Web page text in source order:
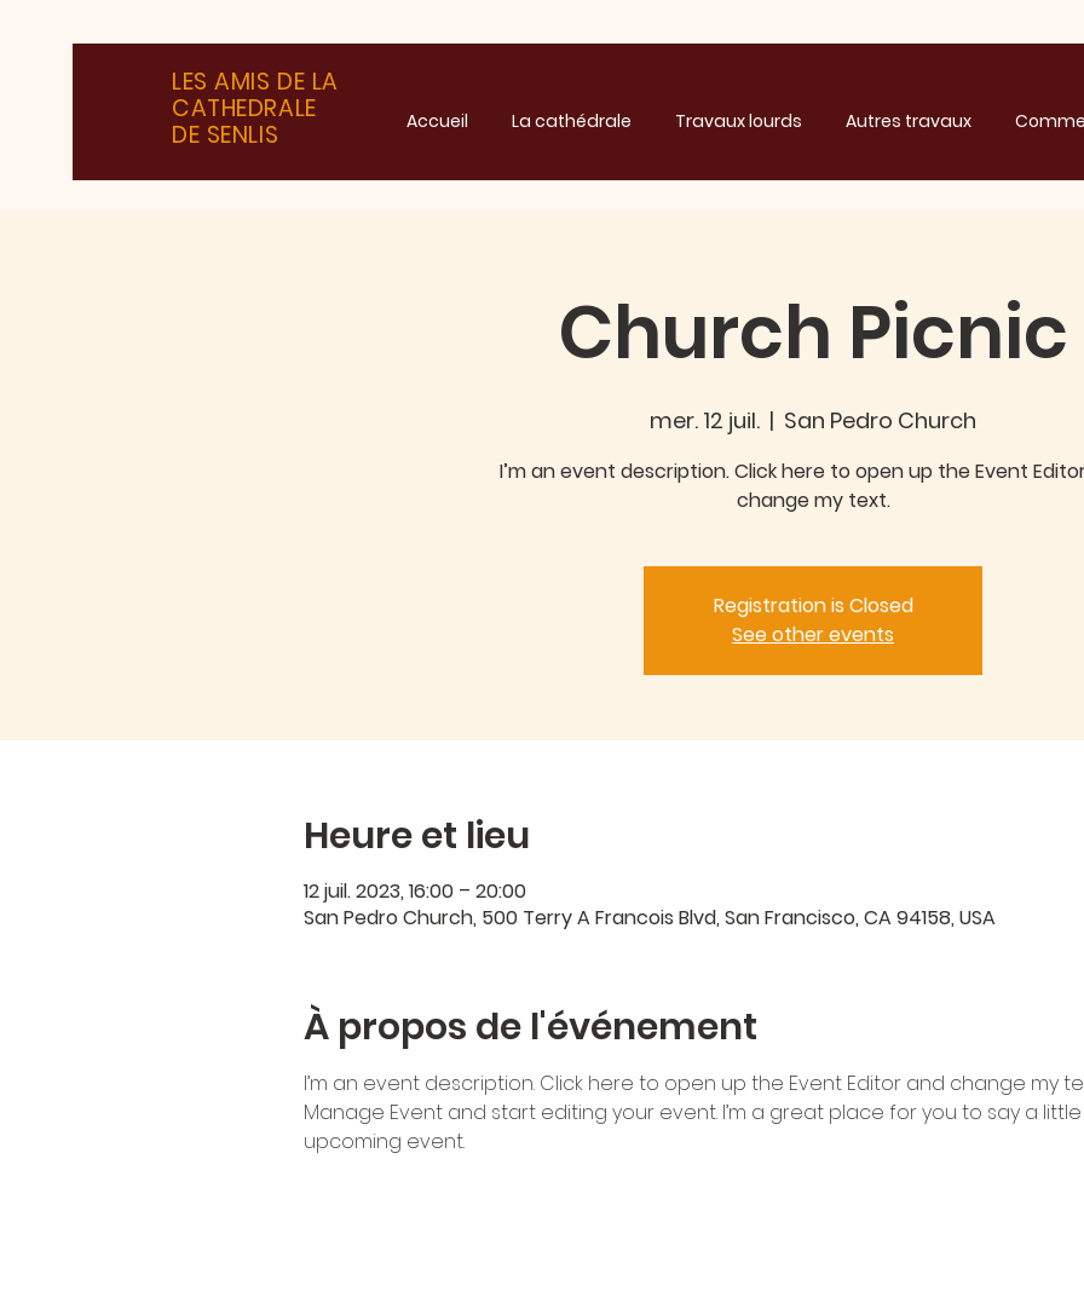
LES AMIS DE LA
CATHEDRALE
DE SENLIS
Accueil La cathédrale Travaux lourds Autres travaux
Church Picnic
mer. 12 juil.
  |
San Pedro Church
I’m an event description. Click here to open up the Event
change my text.
Registration is Closed
See other events
Heure et lieu
12 juil. 2023, 16:00 – 20:00
San Pedro Church, 500 Terry A Francois Blvd, San Francisco, CA 94158, USA
À propos de l'événement
I’m an event description. Click here to open up the Event Editor and change my
Manage Event and start editing your event. I’m a great place for you to say a
upcoming event.